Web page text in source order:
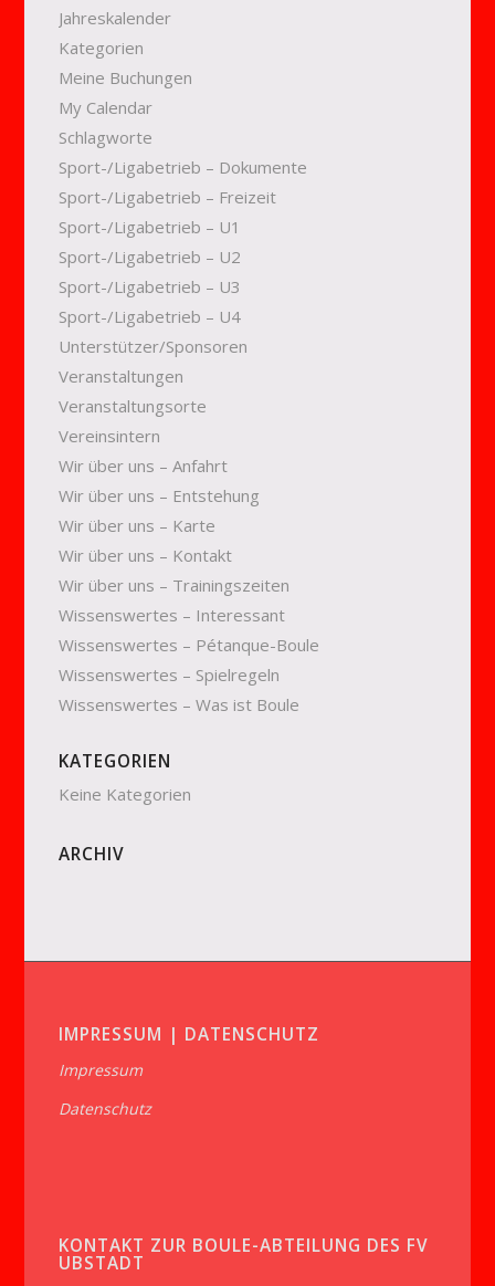
Jahreskalender
Kategorien
Meine Buchungen
My Calendar
Schlagworte
Sport-/Ligabetrieb – Dokumente
Sport-/Ligabetrieb – Freizeit
Sport-/Ligabetrieb – U1
Sport-/Ligabetrieb – U2
Sport-/Ligabetrieb – U3
Sport-/Ligabetrieb – U4
Unterstützer/Sponsoren
Veranstaltungen
Veranstaltungsorte
Vereinsintern
Wir über uns – Anfahrt
Wir über uns – Entstehung
Wir über uns – Karte
Wir über uns – Kontakt
Wir über uns – Trainingszeiten
Wissenswertes – Interessant
Wissenswertes – Pétanque-Boule
Wissenswertes – Spielregeln
Wissenswertes – Was ist Boule
KATEGORIEN
Keine Kategorien
ARCHIV
IMPRESSUM | DATENSCHUTZ
Impressum
Datenschutz
KONTAKT ZUR BOULE-ABTEILUNG DES FV
UBSTADT